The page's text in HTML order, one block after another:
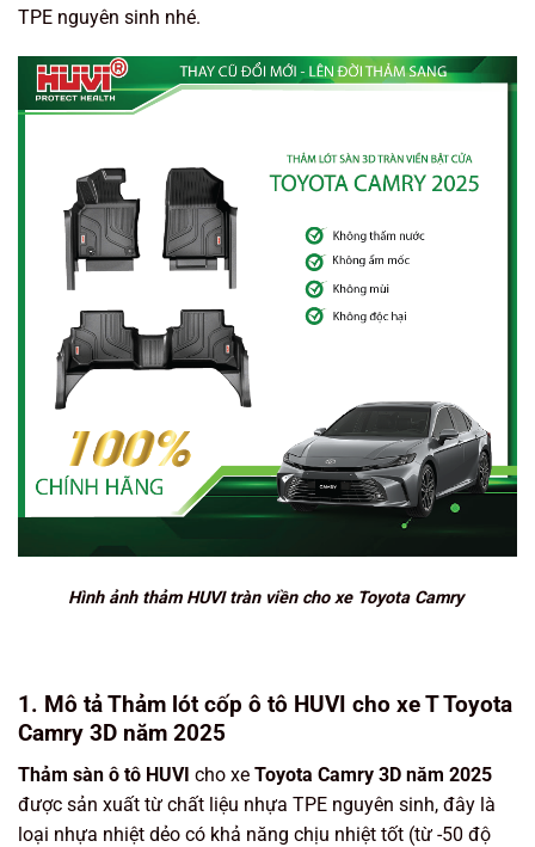
TPE nguyên sinh nhé.
Hình ảnh thảm HUVI tràn viền cho xe Toyota Camry
1. Mô tả Thảm lót cốp ô tô HUVI cho xe T Toyota
Camry 3D năm 2025
Thảm sàn ô tô HUVI cho xe Toyota Camry 3D năm 2025
được sản xuất từ chất liệu nhựa TPE nguyên sinh, đây là
loại nhựa nhiệt dẻo có khả năng chịu nhiệt tốt (từ -50 độ